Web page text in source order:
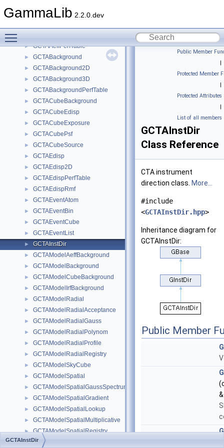
GammaLib 2.2.0.dev
► GCTAAeff
► GCTAAeffPerfTable
► GCTABackground
► GCTABackground2D
► GCTABackground3D
► GCTABackgroundPerfTable
► GCTACubeBackground
► GCTACubeEdisp
► GCTACubeExposure
► GCTACubePsf
► GCTACubeSource
► GCTAEdisp
► GCTAEdisp2D
► GCTAEdispPerfTable
► GCTAEdispRmf
► GCTAEventAtom
► GCTAEventBin
► GCTAEventCube
► GCTAEventList
► GCTAInstDir
► GCTAModelAeffBackground
► GCTAModelBackground
► GCTAModelCubeBackground
► GCTAModelIrfBackground
► GCTAModelRadial
► GCTAModelRadialAcceptance
► GCTAModelRadialGauss
► GCTAModelRadialPolynom
► GCTAModelRadialProfile
► GCTAModelRadialRegistry
► GCTAModelSkyCube
► GCTAModelSpatial
► GCTAModelSpatialGaussSpectrum
► GCTAModelSpatialGradient
► GCTAModelSpatialLookup
► GCTAModelSpatialMultiplicative
► GCTAModelSpatialRegistry
► GCTAObservation
Public Member
|
Protected Member
|
Protected Attributes
|
List of all members
GCTAInstDir
Class Reference
CTA instrument
direction class. More...
#include
<GCTAInstDir.hpp>
Inheritance diagram for
GCTAInstDir:
Public Member
&
GCTAInstDir